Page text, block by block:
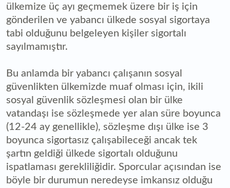
ülkemize üç ayı geçmemek üzere bir iş için
gönderilen ve yabancı ülkede sosyal sigortaya
tabi olduğunu belgeleyen kişiler sigortalı
sayılmamıştır.
Bu anlamda bir yabancı çalışanın sosyal
güvenlikten ülkemizde muaf olması için, ikili
sosyal güvenlik sözleşmesi olan bir ülke
vatandaşı ise sözleşmede yer alan süre boyunca
(12-24 ay genellikle), sözleşme dışı ülke ise 3
boyunca sigortasız çalışabileceği ancak tek
şartın geldiği ülkede sigortalı olduğunu
ispatlaması gerekliliğidir. Sporcular açısından ise
böyle bir durumun neredeyse imkansız olduğu